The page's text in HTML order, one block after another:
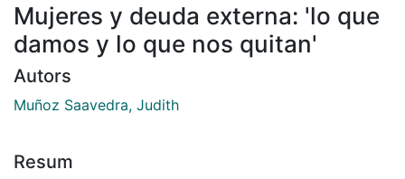
Mujeres y deuda externa: 'lo que
damos y lo que nos quitan'
Autors
Muñoz Saavedra, Judith
Resum